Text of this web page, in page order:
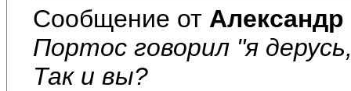
Сообщение от
Портос говорил "я
Так и вы?